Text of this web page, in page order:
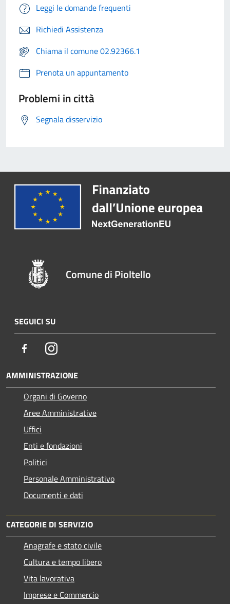
Leggi le domande frequenti
Richiedi Assistenza
Chiama il comune 02.92366.1
Prenota un appuntamento
Problemi in città
Segnala disservizio
Comune di Pioltello
SEGUICI SU
FacebookInstagram
AMMINISTRAZIONE
Organi di Governo
Aree Amministrative
Uffici
Enti e fondazioni
Politici
Personale Amministrativo
Documenti e dati
CATEGORIE DI SERVIZIO
Anagrafe e stato civile
Cultura e tempo libero
Vita lavorativa
Imprese e Commercio